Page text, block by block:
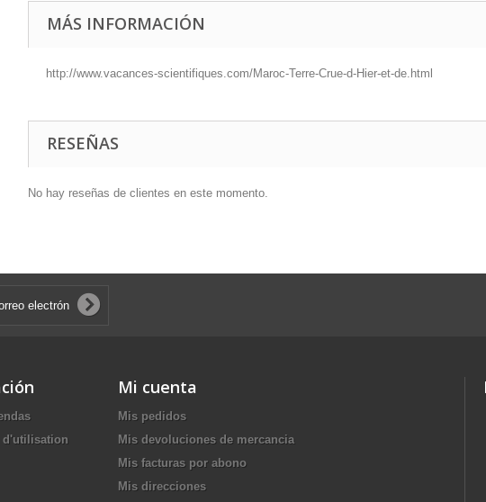
MÁS INFORMACIÓN
http://www.vacances-scientifiques.com/Maroc-Terre-Crue-d-Hier-et-de.html
RESEÑAS
No hay reseñas de clientes en este momento.
Mi cuenta
Mis pedidos
Mis devoluciones de mercancia
Mis facturas por abono
Mis direcciones